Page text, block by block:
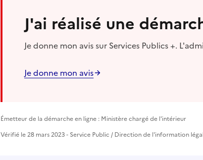
J'ai réalisé une
Je donne mon avis sur Services Publics +.
Je donne mon avis
Émetteur de la démarche en ligne : Ministère chargé de l'intérieur
Vérifié le 28 mars 2023 - Service Public / Direction de l'information